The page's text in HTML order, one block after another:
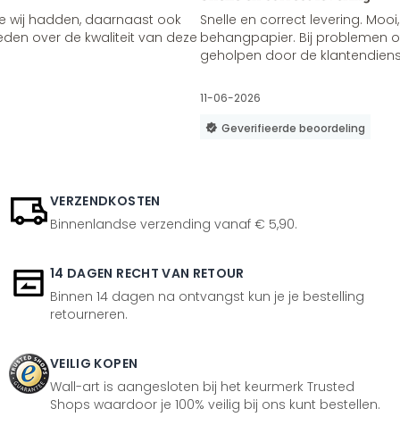
wij hadden, daarnaast ook
over de kwaliteit van deze
Snelle en correct levering.
behangpapier. Bij problemen
geholpen door de
11-06-2026
Geverifieerde beoordeling
VERZENDKOSTEN
Binnenlandse verzending vanaf € 5,90.
14 DAGEN RECHT VAN RETOUR
Binnen 14 dagen na ontvangst kun je je bestelling
retourneren.
VEILIG KOPEN
Wall-art is aangesloten bij het keurmerk Trusted
Shops waardoor je 100% veilig bij ons kunt bestellen.